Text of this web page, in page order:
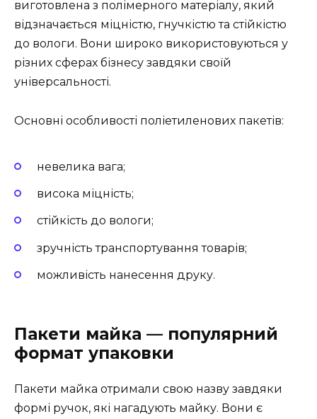
виготовлена з полімерного матеріалу, який
відзначається міцністю, гнучкістю та стійкістю
до вологи. Вони широко використовуються у
різних сферах бізнесу завдяки своїй
універсальності.
Основні особливості поліетиленових пакетів:
невелика вага;
висока міцність;
стійкість до вологи;
зручність транспортування товарів;
можливість нанесення друку.
Пакети майка — популярний
формат упаковки
Пакети майка отримали свою назву завдяки
формі ручок, які нагадують майку. Вони є